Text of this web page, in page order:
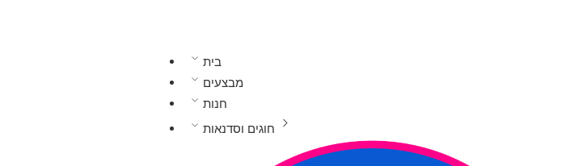
בית
מבצעים
חנות
חוגים וסדנאות